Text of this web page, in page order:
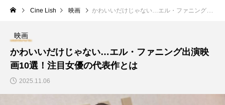
RECOMMEND
海外旅行 映画
Cine Lish 映画 かわいいだけじゃない…エル・ファニング出演映画10選！注目女優の代表作とは
映画
かわいいだけじゃない…エル・ファニング出演映
画10選！注目女優の代表作とは
2025.11.06